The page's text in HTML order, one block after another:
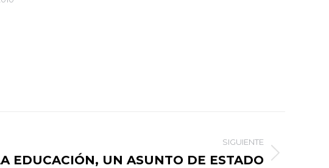
SIGUIENTE
EDUCACIÓN, UN ASUNTO DE ESTADO